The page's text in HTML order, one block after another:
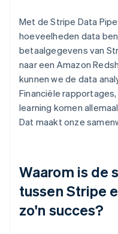
Met de Stripe Data
hoeveelheden data
betaalgegevens van
naar een Amazon
kunnen we de data
Financiële
learning komen
Dat maakt onze
Waarom is de
tussen Stripe
zo'n succes?